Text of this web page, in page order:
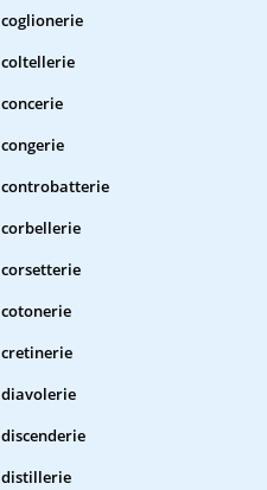
coglionerie
coltellerie
concerie
congerie
controbatterie
corbellerie
corsetterie
cotonerie
cretinerie
diavolerie
discenderie
distillerie